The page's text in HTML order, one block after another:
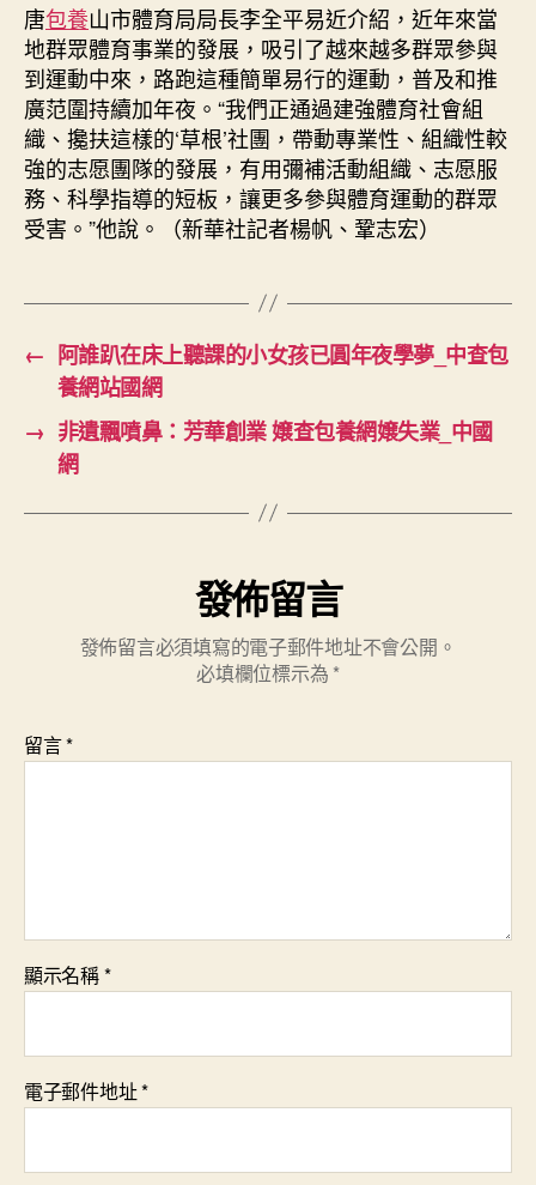
唐包養山市體育局局長李全平易近介紹，近年來當
地群眾體育事業的發展，吸引了越來越多群眾參與
到運動中來，路跑這種簡單易行的運動，普及和推
廣范圍持續加年夜。“我們正通過建強體育社會組
織、攙扶這樣的‘草根’社團，帶動專業性、組織性較
強的志愿團隊的發展，有用彌補活動組織、志愿服
務、科學指導的短板，讓更多參與體育運動的群眾
受害。”他說。（新華社記者楊帆、鞏志宏）
← 阿誰趴在床上聽課的小女孩已圓年夜學夢_中查包
養網站國網
→ 非遺飄噴鼻：芳華創業 嬢查包養網嬢失業_中國
網
發佈留言
發佈留言必須填寫的電子郵件地址不會公開。
必填欄位標示為 *
留言*
顯示名稱*
電子郵件地址*